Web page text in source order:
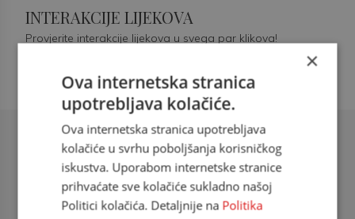
Šećerna bolest tip 2 = kardiovaskularna
doc. dr. sc. Višnja Kokić Maleš,
dr.med., specijalististica
INTERAKCIJE LIJEKOVA
Provjerite interakcije lijekova u svega par klikova!
×
Ova internetska stranica
upotrebljava kolačiće.
Ova internetska stranica upotrebljava
kolačiće u svrhu poboljšanja korisničkog
iskustva. Uporabom internetske stranice
prihvaćate sve kolačiće sukladno našoj
Politici kolačića. Detaljnije na Politika